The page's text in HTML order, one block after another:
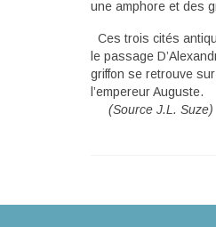
une amphore et des
Ces trois cités
le passage
griffon se retrouve
l’empereur Auguste.
(Source J.L. Suze)